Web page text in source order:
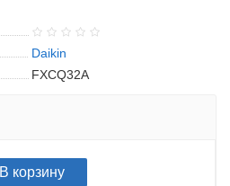
Daikin
FXCQ32A
В корзину